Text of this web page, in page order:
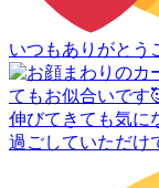
いつもありがとう
伸びてきても気に
過ごしていただけ